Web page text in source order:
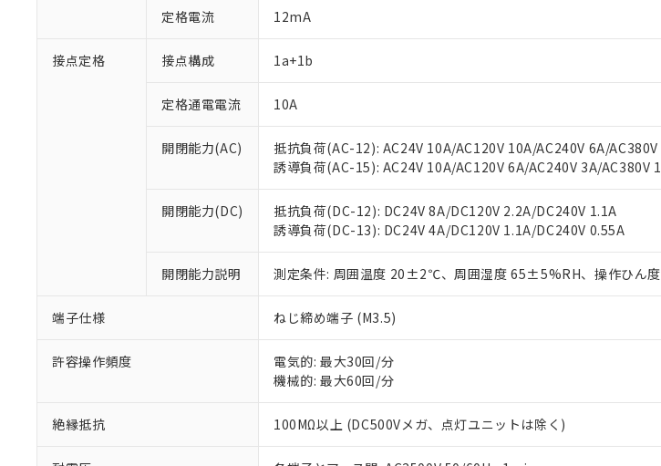
定格電流 12mA
接点定格 接点構成 1a+1b
定格通電電流 10A
開閉能力(AC)
抵抗負荷(AC-12): AC24V 10A/AC120V 10A/AC240V 6A/
誘導負荷(AC-15): AC24V 10A/AC120V 6A/AC240V 3A/AC380V
開閉能力(DC)
抵抗負荷(DC-12): DC24V 8A/DC120V 2.2A/DC240V 1.1A
誘導負荷(DC-13): DC24V 4A/DC120V 1.1A/DC240V 0.55A
開閉能力説明 測定条件: 周囲温度 20±2℃、周囲湿度 65±5%RH、操作ひん
端子仕様 ねじ締め端子 (M3.5)
許容操作頻度
電気的: 最大30回/分
機械的: 最大60回/分
絶縁抵抗 100MΩ以上 (DC500Vメガ、点灯ユニットは除く)
ご利用条件
以下の条件をお読みいただき、同意のうえご利用ください。
本サービスは、当社制御機器事業取扱商品の当社在庫
くものです。
当社制御機器事業取扱商品の中には、本サービスの対
在庫状況および標準価格照会結果は、記載している更
のであり、閲覧された時点での実際の在庫および標準
い。
正式な納期状況および標準価格はお客様のお取引先、
当社販売員にご相談ください。
オムロン制御機器販売店や当社販売拠点は「販売ネッ
在庫状況および標準価格結果を当社の事前の承諾なく
す。
ている必要があります。
お客様が当ウェブサイト上で当社にご登録された部品
が、当社の製品・サービスに関するお客様との取引・
さい。
※当社の共同利用者とは、"個人情報の共同利用に関し
対応予定なし：EU RoHS指令（10物質）の非含有に非対応
調査・確認中：EU RoHS指令（10物質）の非含有の対応状
非該当品：ライセンス料など無形物で、有害物質有無と関係
仕入先様の事情により、非含有部品としていたものが、含有
があります。
鉛(Pb) 1000ppm以下、 水銀(Hg) 1000ppm以下、 カドミウム(Cd) 100ppm以
六価クロム(Cr(Ⅵ)) 1000ppm以下、ポリ臭化ビフェニル類(PBB) 1000ppm以
フタル酸ビス(2-エチルヘキシル) (DEHP)(別名：DOP) 1000ppm以下、フタ
ル（DBP） 1000ppm以下、フタル酸ジイソブチル (DIBP) 1000ppm以下
但し、RoHS指令で産業用監視および制御機器に対する適用除外項目は除く。
フタル酸エステル類の４物質については閾値を超える意図的な使用がないこと
※2 対応予定月
部品在庫の切り替え状況などにより、予定月が前後すること
※3 非含有証明書ダウンロード
下記の非含有証明書をダウンロードすることができます。
「○」：最大均質材料含有率が中国RoHSの基準値以下である
「×」：最大均質材料含有率が中国RoHSの基準値を超えて
「－」：未確認です。当社販売部門へお問い合わせください
*中国RoHS10物質の基準値 (GB/T26572)：
Pb(鉛) :1000ppm、 Hg(水銀) : 1000ppm、 Cd(カドミウム) : 100ppm、
Cr(Ⅵ)(六価クロム) : 1000ppm、 PBBs(ポリ臭化ビフェニル類) : 1000ppm、
DBP(フタル酸ジブチル) : 1000ppm、 DIBP(フタル酸ジイソブチル) : 1000ppm
※2 環境保護使用期限
「ｅ」：有害物質（10物質）のすべてが基準値以下であるこ
「10」：通常の使用状況下において有害物質が外部に漏えい
味します。
「－」：未確認です。当社販売部門へお問い合わせください。
当社は、これら貴社製品のうち、外国為替および外国
う）を輸出または国外への提供する場合は、日本国政
などの必要な手続きをとります。
ます。
当社は貴社製品を、核兵器、ミサイル、化学兵器、生
置等に一切使用いたしません。
当社は、貴社製品を第三者に販売する場合は、上記1、
また当社は、販売先および販売に係わる関係者が違法
たしません。
記
号
説明
○ 一定数以上の在庫あり
△ 一定数には満たないが在庫あり
－
在庫なし(最新の在庫状況については、お客様のお
機器販売店・当社販売員にご確認ください)
空
白
受注生産機種、また在庫状況の情報を公開していな